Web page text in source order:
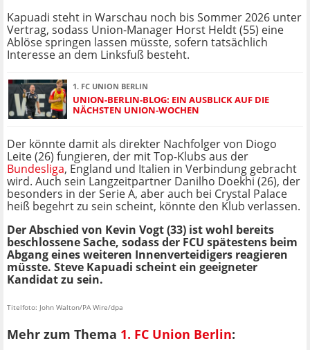
Kapuadi steht in Warschau noch bis Sommer 2026 unter
Vertrag, sodass Union-Manager Horst Heldt (55) eine
Ablöse springen lassen müsste, sofern tatsächlich
Interesse an dem Linksfuß besteht.
1. FC UNION BERLIN
UNION-BERLIN-BLOG: EIN AUSBLICK AUF DIE
NÄCHSTEN UNION-WOCHEN
Der könnte damit als direkter Nachfolger von Diogo
Leite (26) fungieren, der mit Top-Klubs aus der
Bundesliga, England und Italien in Verbindung gebracht
wird. Auch sein Langzeitpartner Danilho Doekhi (26), der
besonders in der Serie A, aber auch bei Crystal Palace
heiß begehrt zu sein scheint, könnte den Klub verlassen.
Der Abschied von Kevin Vogt (33) ist wohl bereits
beschlossene Sache, sodass der FCU spätestens beim
Abgang eines weiteren Innenverteidigers reagieren
müsste. Steve Kapuadi scheint ein geeigneter
Kandidat zu sein.
Titelfoto: John Walton/PA Wire/dpa
Mehr zum Thema 1. FC Union Berlin: